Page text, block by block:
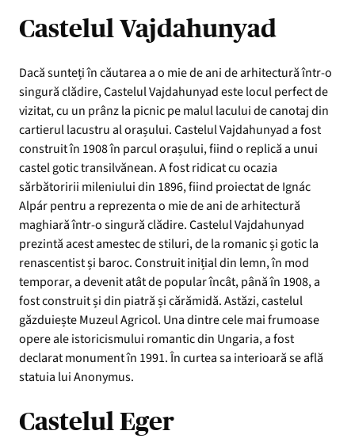
Castelul Vajdahunyad
Dacă sunteți în căutarea a o mie de ani de arhitectură într-o
singură clădire, Castelul Vajdahunyad este locul perfect de
vizitat, cu un prânz la picnic pe malul lacului de canotaj din
cartierul lacustru al orașului. Castelul Vajdahunyad a fost
construit în 1908 în parcul orașului, fiind o replică a unui
castel gotic transilvănean. A fost ridicat cu ocazia
sărbătoririi mileniului din 1896, fiind proiectat de Ignác
Alpár pentru a reprezenta o mie de ani de arhitectură
maghiară într-o singură clădire. Castelul Vajdahunyad
prezintă acest amestec de stiluri, de la romanic și gotic la
renascentist și baroc. Construit inițial din lemn, în mod
temporar, a devenit atât de popular încât, până în 1908, a
fost construit și din piatră și cărămidă. Astăzi, castelul
găzduiește Muzeul Agricol. Una dintre cele mai frumoase
opere ale istoricismului romantic din Ungaria, a fost
declarat monument în 1991. În curtea sa interioară se află
statuia lui Anonymus.
Castelul Eger